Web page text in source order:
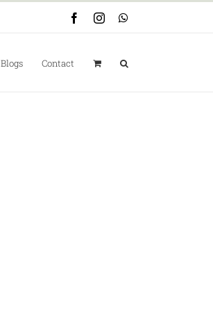
FacebookInstagramWhatsApp
Blogs Contact